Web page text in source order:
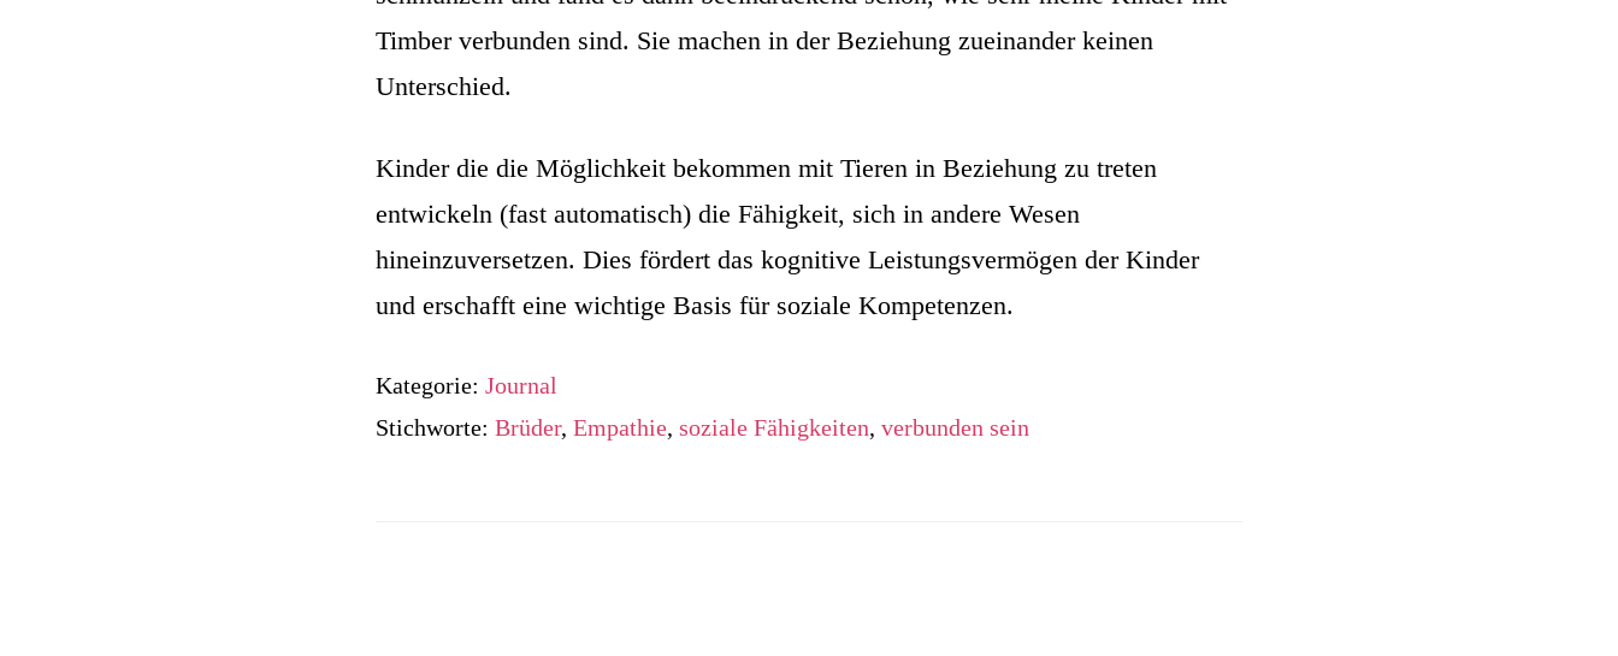
Timber verbunden sind. Sie machen in der Beziehung zueinander keinen
Unterschied.
Kinder die die Möglichkeit bekommen mit Tieren in Beziehung zu treten
entwickeln (fast automatisch) die Fähigkeit, sich in andere Wesen
hineinzuversetzen. Dies fördert das kognitive Leistungsvermögen der Kinder
und erschafft eine wichtige Basis für soziale Kompetenzen.
Kategorie: Journal
Stichworte: Brüder, Empathie, soziale Fähigkeiten, verbunden sein